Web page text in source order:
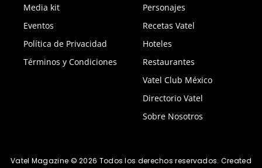
Media kit
Eventos
Política de Privacidad
Términos y Condiciones
Personajes
Recetas Vatel
Hoteles
Restaurantes
Vatel Club México
Directorio Vatel
Sobre Nosotros
Vatel Magazine © 2026 Todos los derechos reservados. Created